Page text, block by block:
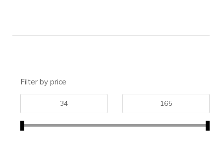
Filter by price